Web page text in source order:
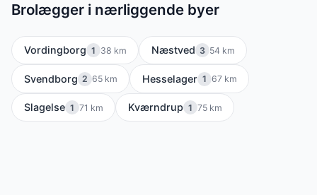
Brolægger i nærliggende byer
Vordingborg 1 38 km Næstved 3 54 km
Svendborg 2 65 km Hesselager 1 67 km
Slagelse 1 71 km Kværndrup 1 75 km